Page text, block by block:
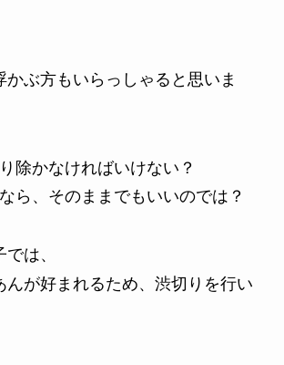
かぶ方もいらっしゃると思いま
除かなければいけない？
ら、そのままでもいいのでは？
は、
んが好まれるため、渋切りを行い